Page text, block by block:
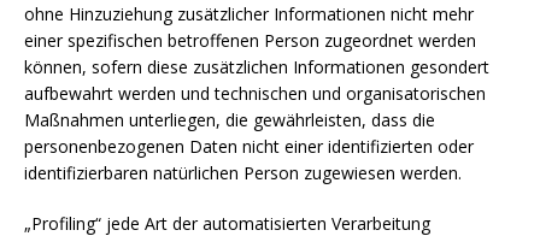
ohne Hinzuziehung zusätzlicher Informationen nicht mehr
einer spezifischen betroffenen Person zugeordnet werden
können, sofern diese zusätzlichen Informationen gesondert
aufbewahrt werden und technischen und organisatorischen
Maßnahmen unterliegen, die gewährleisten, dass die
personenbezogenen Daten nicht einer identifizierten oder
identifizierbaren natürlichen Person zugewiesen werden.
„Profiling“ jede Art der automatisierten Verarbeitung